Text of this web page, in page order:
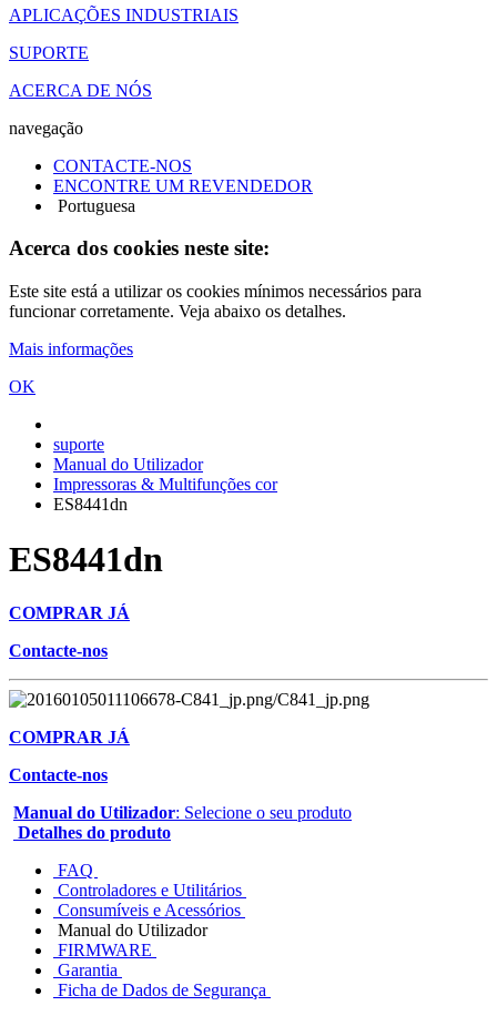
APLICAÇÕES INDUSTRIAIS
SUPORTE
ACERCA DE NÓS
navegação
CONTACTE-NOS
ENCONTRE UM REVENDEDOR
Portuguesa
Acerca dos cookies neste site:
Este site está a utilizar os cookies mínimos necessários para
funcionar corretamente. Veja abaixo os detalhes.
Mais informações
OK
suporte
Manual do Utilizador
Impressoras & Multifunções cor
ES8441dn
ES8441dn
COMPRAR JÁ
Contacte-nos
COMPRAR JÁ
Contacte-nos
Manual do Utilizador: Selecione o seu produto
Detalhes do produto
FAQ
Controladores e Utilitários
Consumíveis e Acessórios
Manual do Utilizador
FIRMWARE
Garantia
Ficha de Dados de Segurança